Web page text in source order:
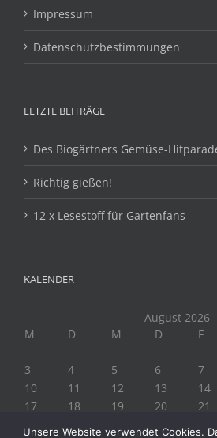
Impressum
Datenschutzbestimmungen
LETZTE BEITRÄGE
Des Biogärtners Gemüse-
Richtig gießen!
12 x Lesestoff für Gartenfans
KALENDER
August 2026
M
D M D F
3
4 5 6 7
10
11 12 13 14
17
18 19 20 21
Unsere Website verwendet Cookies.